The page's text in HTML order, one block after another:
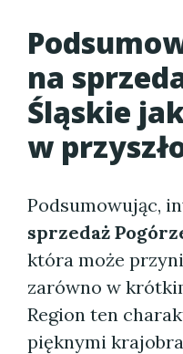
na
Śląskie
w
Podsumowując,
sprzedaż
która może
zarówno w
Region ten
pięknymi